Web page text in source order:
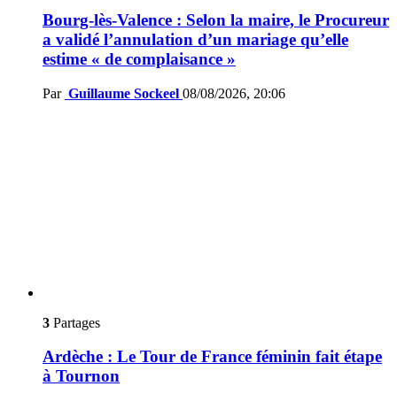
Bourg-lès-Valence : Selon la maire, le Procureur
a validé l’annulation d’un mariage qu’elle
estime « de complaisance »
Par Guillaume Sockeel 08/08/2026, 20:06
3 Partages
Ardèche : Le Tour de France féminin fait étape
à Tournon